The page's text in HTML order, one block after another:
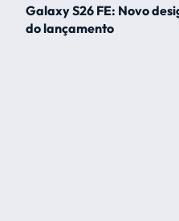
Galaxy S26 FE: Novo
do lançamento